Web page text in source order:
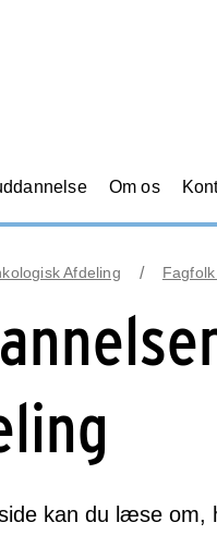
Om os
Afdeling
kan du læse om,